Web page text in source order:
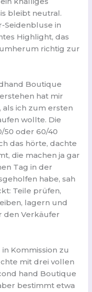
bleibt neutral.
Seidenbluse in
Highlight, das
richtig zur
Boutique
hat mir
ich zum ersten
wollte. Die
50 oder 60/40
das hörte, dachte
die machen ja gar
Tag in der
habe, sah
Teile prüfen,
lagern und
den Verkäufer
Kommission zu
mit drei vollen
hand Boutique
bestimmt etwa